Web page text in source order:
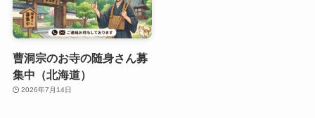
曹洞宗のお寺の随身さん募
集中（北海道）
2026年7月14日